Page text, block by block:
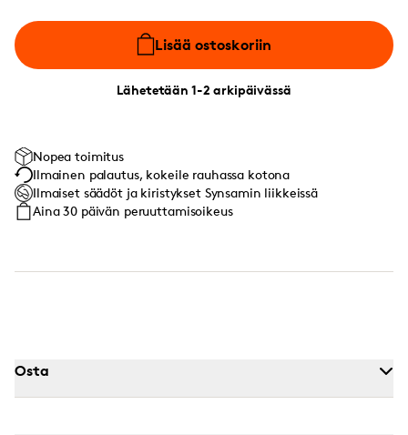
Lisää ostoskoriin
Lähetetään 1-2 arkipäivässä
Nopea toimitus
Ilmainen palautus, kokeile rauhassa kotona
Ilmaiset säädöt ja kiristykset Synsamin liikkeissä
Aina 30 päivän peruuttamisoikeus
Osta